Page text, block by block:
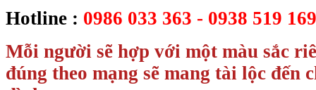
Hotline : 0986 033 363 - 0938 519
Mỗi người sẽ hợp với một màu sắc
đúng theo mạng sẽ mang tài lộc đến